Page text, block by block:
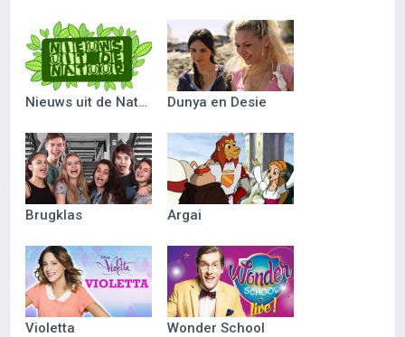
Nieuws uit de Natuur Dunya en Desie
Brugklas Argai
Violetta Wonder School